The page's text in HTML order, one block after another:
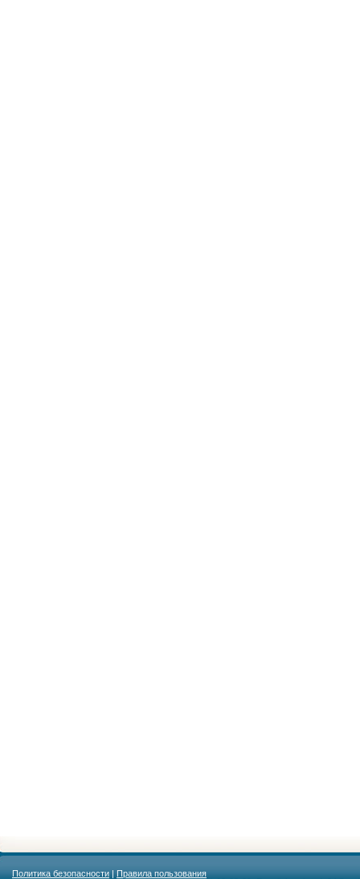
Политика безопасности|Правила пользования